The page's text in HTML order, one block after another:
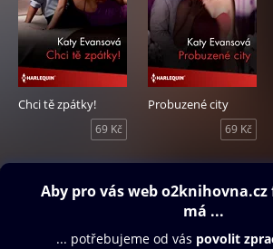
Chci tě zpátky!
69 Kč
Probuzené city
69 Kč
Obsah ke stažení